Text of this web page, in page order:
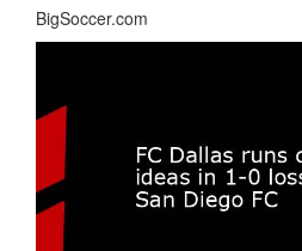
BigSoccer.com